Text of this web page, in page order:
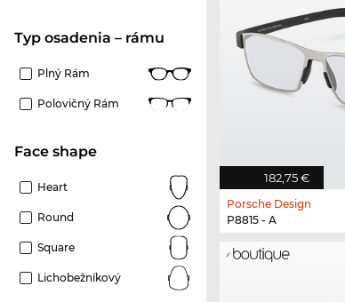
Typ osadenia – rámu
Plný Rám
Polovičný Rám
Face shape
Heart
Round
Square
Lichobežníkový
182,75 €
Porsche Design
P8815 - A